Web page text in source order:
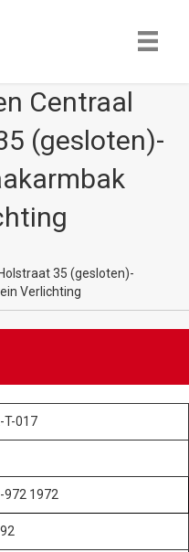
Centraal
(gesloten)-
35 (gesloten)-
Verlichting
T-017
972 1972